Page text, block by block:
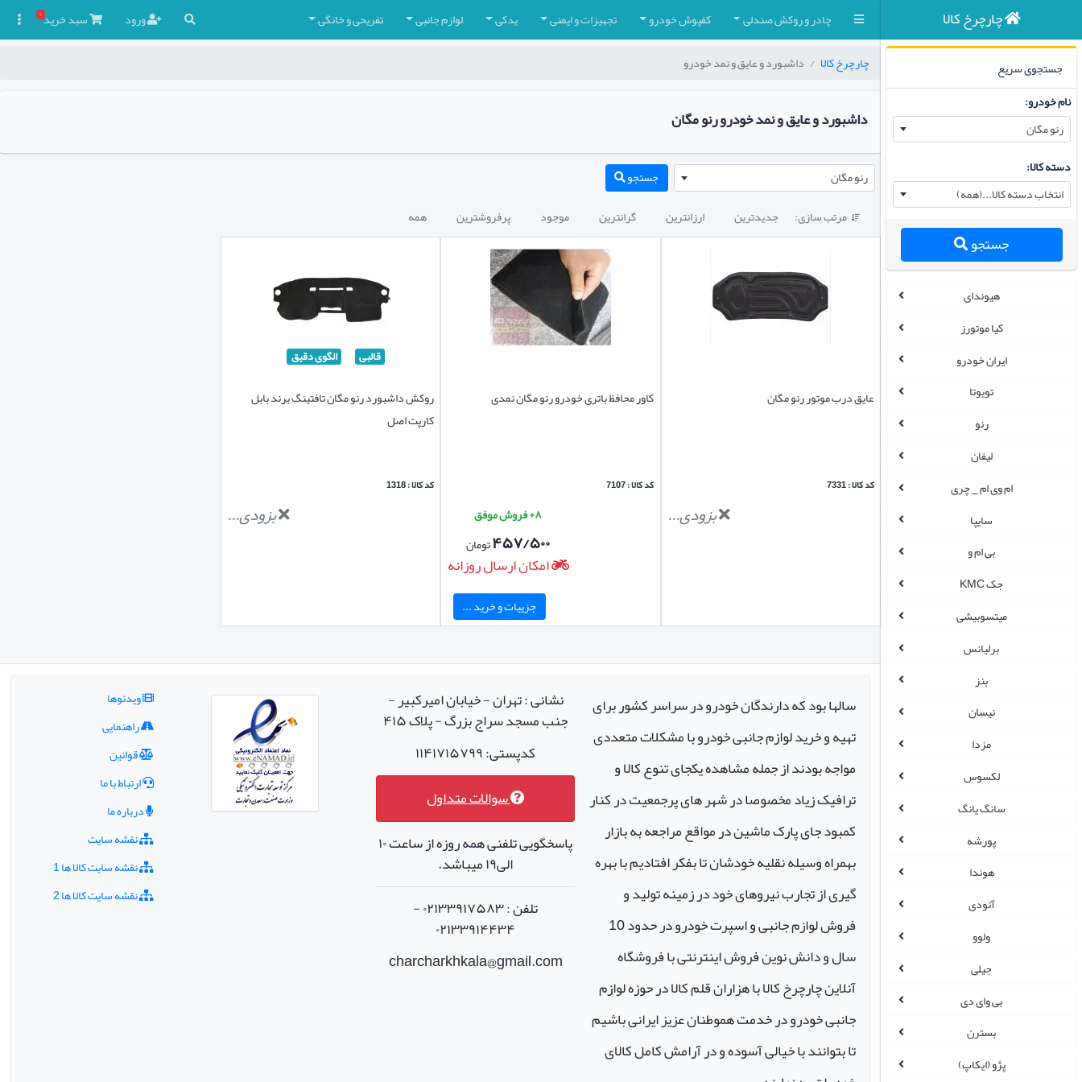
چادر و روکش صندلی کفپوش خودرو تجهیزات و ایمنی یدکی لوازم جانبی تفریحی و خانگی ورود سبدخرید۰ چارچرخ کالا
جستجوی سریع
نام خودرو:
رنو مگان
دسته کالا:
انتخاب دسته کالا...(همه)
جستجو
هیوندای
کیا موتورز
ایران خودرو
تویوتا
رنو
لیفان
ام وی ام _ چری
سایپا
بی ام و
جک KMC
میتسوبیشی
برلیانس
بنز
نیسان
مزدا
لکسوس
سانگ یانگ
پورشه
هوندا
آئودی
ولوو
جیلی
بی وای دی
بسترن
پژو (ایکاپ)
چارچرخ کالا داشبورد و عایق و نمد خودرو
داشبورد و عایق و نمد خودرو رنو مگان
رنو مگان جستجو
 مرتب سازی: جدیدترین ارزانترین گرانترین موجود پرفروشترین همه
عایق درب موتور رنو مگان
کد کالا : 7331
بزودی...
کاور محافظ باتری خودرو رنو مگان نمدی
کد کالا : 7107
۸+ فروش موفق
۴۵۷/۵۰۰تومان
امکان ارسال روزانه
جزییات و خرید ...
قالبی الگوی دقیق
روکش داشبورد رنو مگان تافتینگ برند بابل
کارپت اصل
کد کالا : 1318
بزودی...
سالها بود که دارندگان خودرو در سراسر کشور برای
تهیه و خرید لوازم جانبی خودرو با مشکلات متعددی
مواجه بودند از جمله مشاهده یکجای تنوع کالا و
ترافیک زیاد مخصوصا در شهر های پرجمعیت در کنار
کمبود جای پارک ماشین در مواقع مراجعه به بازار
بهمراه وسیله نقلیه خودشان تا بفکر افتادیم با بهره
گیری از تجارب نیروهای خود در زمینه تولید و
فروش لوازم جانبی و اسپرت خودرو در حدود 10
سال و دانش نوین فروش اینترنتی با فروشگاه
آنلاین چارچرخ کالا با هزاران قلم کالا در حوزه لوازم
جانبی خودرو در خدمت هموطنان عزیز ایرانی باشیم
تا بتوانند با خیالی آسوده و در آرامش کامل کالای
نشانی : تهران - خیابان امیرکبیر -
جنب مسجد سراج بزرگ - پلاک ۴۱۵
کدپستی: ۱۱۴۱۷۱۵۷۹۹
سوالات متداول
پاسخگویی تلفنی همه روزه از ساعت ۱۰
الی۱۹ میباشد.
تلفن : ۰۲۱۳۳۹۱۷۵۸۳ -
۰۲۱۳۳۹۱۴۴۳۴
charcharkhkala@gmail.com
ویدئوها
راهنمایی
قوانین
ارتباط با ما
درباره ما
نقشه سایت
نقشه سایت کالا ها 1
نقشه سایت کالا ها 2